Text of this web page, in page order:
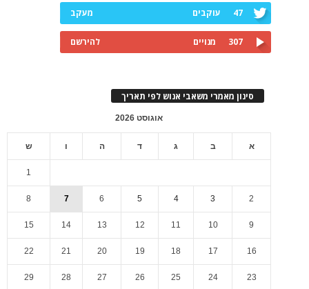
47 עוקבים מעקב
307 מנויים להירשם
סינון מאמרי משאבי אנוש לפי תאריך
אוגוסט 2026
א ב ג ד ה ו ש
1
2
3
4
5
6
7
8
9
10
11
12
13
14
15
16
17
18
19
20
21
22
23
24
25
26
27
28
29